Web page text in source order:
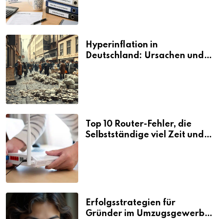
Hyperinflation in
Deutschland: Ursachen und
Top 10 Router-Fehler, die
Selbstständige viel Zeit und
Erfolgsstrategien für
Gründer im Umzugsgewerbe